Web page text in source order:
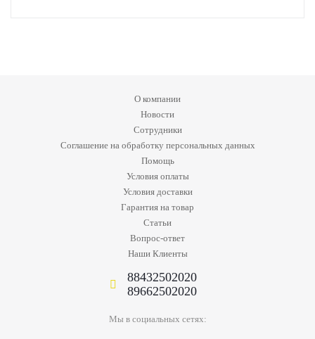
О компании
Новости
Сотрудники
Соглашение на обработку персональных данных
Помощь
Условия оплаты
Условия доставки
Гарантия на товар
Статьи
Вопрос-ответ
Наши Клиенты
88432502020
89662502020
Мы в социальных сетях: